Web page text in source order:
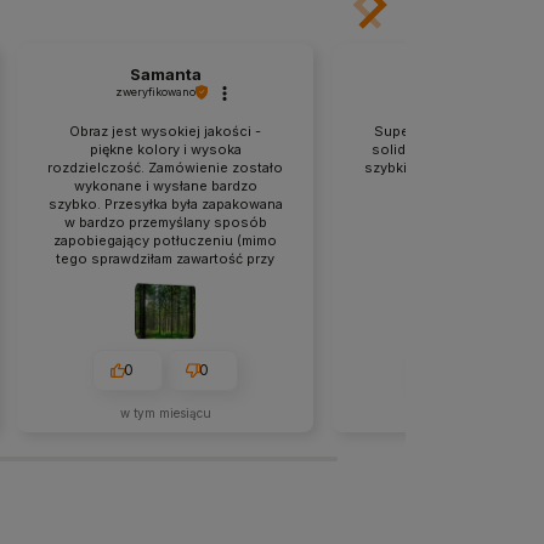
Samanta
zweryfikowano
Obraz jest wysokiej jakości -
piękne kolory i wysoka
rozdzielczość. Zamówienie zostało
wykonane i wysłane bardzo
szybko. Przesyłka była zapakowana
w bardzo przemyślany sposób
zapobiegający potłuczeniu (mimo
tego sprawdziłam zawartość przy
sprzedawcy). Polecam!
0 0
w tym miesiącu
Super sprawa.Naklejki są
solidne.Przyklejanie jest
szybkie.Wizualnie